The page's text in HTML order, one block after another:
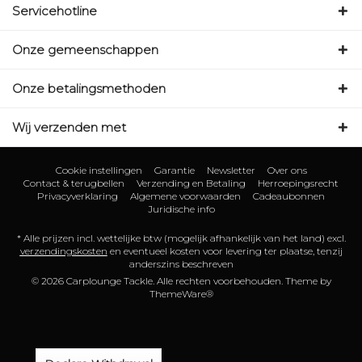
Servicehotline
Onze gemeenschappen
Onze betalingsmethoden
Wij verzenden met
Cookie instellingen Garantie Newsletter
Over ons
Contact & terugbellen
Verzending en Betaling
Herroepingsrecht
Privacyverklaring
Algemene voorwaarden
Cadeaubonnen
Juridische info
* Alle prijzen incl. wettelijke btw (mogelijk afhankelijk van het land) excl.
verzendingskosten en eventueel kosten voor levering ter plaatse, tenzij
anderszins beschreven
© 2026 Carplounge Tackle. Alle rechten voorbehouden. Theme by
ThemeWare®